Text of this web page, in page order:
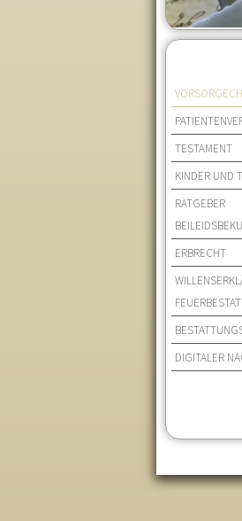
überspringen
TESTAMENT
KINDER UND
RATGEBER
ERBRECHT
DIGITALER